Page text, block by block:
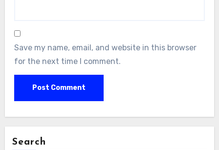
Save my name, email, and website in this browser
for the next time I comment.
Search